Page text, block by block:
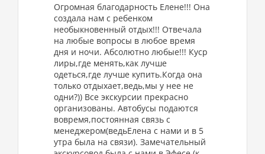
Огромная благодарность Елене!!! Она
создала нам с ребенком
необыкновенный отдых!!! Отвечала
на любые вопросы в любое время
дня и ночи. Абсолютно любые!!! Куср
лиры,где менять,как лучше
одеться,где лучше купить.Когда она
только отдыхает,ведь,мы у нее не
одни?)) Все экскурсии прекрасно
организованы. Автобусы подаются
вовремя,постоянная связь с
менеджером(ведьЕлена с нами и в 5
утра была на связи). Замечательный